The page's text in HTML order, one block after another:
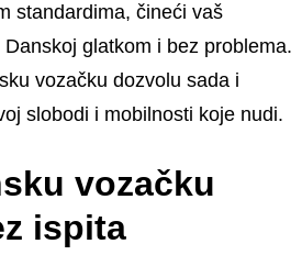
standardima, čineći vaš
glatkom i bez problema.
vozačku dozvolu sada i
slobodi i mobilnosti koje nudi.
vozačku
ispita